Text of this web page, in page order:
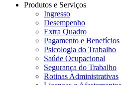
Produtos e Serviços
Ingresso
Desempenho
Extra Quadro
Pagamento e Benefícios
Psicologia do Trabalho
Saúde Ocupacional
Segurança do Trabalho
Rotinas Administrativas